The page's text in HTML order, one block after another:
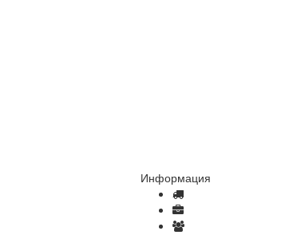
Информация